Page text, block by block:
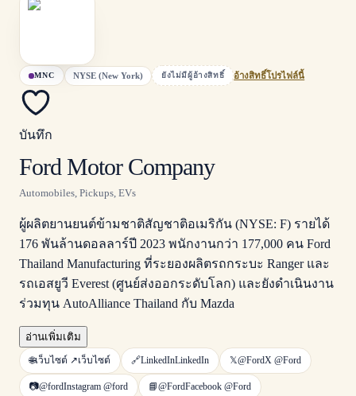
MNC NYSE (New York) ยังไม่มีผู้อ้างสิทธิ์ อ้างสิทธิ์โปรไฟล์นี้
บันทึก
Ford Motor Company
Automobiles, Pickups, EVs
ผู้ผลิตยานยนต์ข้ามชาติสัญชาติอเมริกัน (NYSE: F) รายได้
176 พันล้านดอลลาร์ปี 2023 พนักงานกว่า 177,000 คน Ford
Thailand Manufacturing ที่ระยองผลิตรถกระบะ Ranger และ
รถเอสยูวี Everest (ศูนย์ส่งออกระดับโลก) และยังดำเนินงาน
ร่วมทุน AutoAlliance Thailand กับ Mazda
อ่านเพิ่มเติม
🌐เว็บไซต์ ↗เว็บไซต์ 🔗LinkedInLinkedIn 𝕏@FordX @Ford
📷@fordInstagram @ford 📘@FordFacebook @Ford